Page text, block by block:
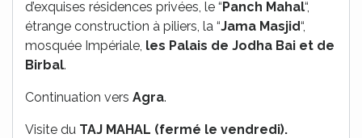
d’exquises résidences privées, le “Panch Mahal“,
étrange construction à piliers, la “Jama Masjid“,
mosquée Impériale, les Palais de Jodha Bai et de
Birbal.
Continuation vers Agra.
Visite du TAJ MAHAL (fermé le vendredi).